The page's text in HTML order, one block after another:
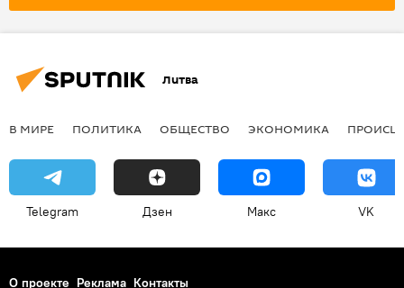
Литва
В МИРЕ ПОЛИТИКА ОБЩЕСТВО ЭКОНОМИКА
Telegram Дзен Макс VK
О проекте Реклама Контакты